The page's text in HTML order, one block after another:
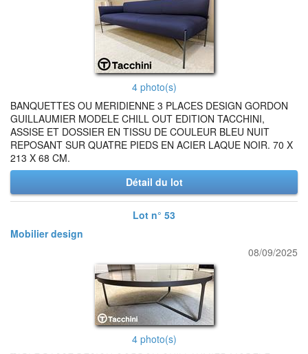
4 photo(s)
BANQUETTES OU MERIDIENNE 3 PLACES DESIGN GORDON
GUILLAUMIER MODELE CHILL OUT EDITION TACCHINI,
ASSISE ET DOSSIER EN TISSU DE COULEUR BLEU NUIT
REPOSANT SUR QUATRE PIEDS EN ACIER LAQUE NOIR. 70 X
213 X 68 CM.
Détail du lot
Lot n° 53
Mobilier design
08/09/2025
4 photo(s)